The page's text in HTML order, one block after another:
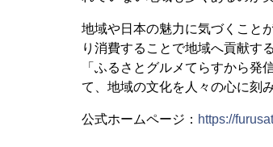
地域や日本の魅力に気づくこと
り消費することで地域へ貢献す
「ふるさとグルメてらすから
て、地域の文化を人々の心に刻
公式ホームページ： https://